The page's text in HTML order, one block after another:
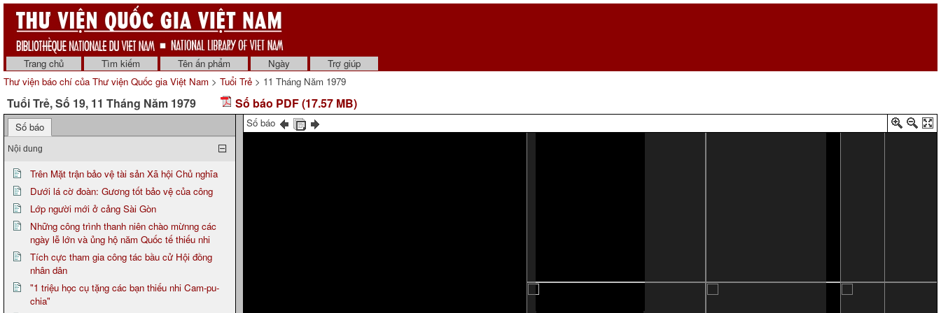
Trang chủ Tìm kiếm Tên ấn phẩm Ngày
Trợ giúp
Thư viện báo chí của Thư viện Quốc gia Việt Nam > Tuổi Trẻ > 11 Tháng Năm 1979
Tuổi Trẻ, Số 19, 11 Tháng Năm 1979 Số báo PDF (17.57 MB)
Số báo
Nội dung
Trên Mặt trận bảo vệ tài sản Xã hội Chủ nghĩa
Dưới lá cờ đoàn: Gương tốt bảo vệ của công
Lớp người mới ở cảng Sài Gòn
Những công trình thanh niên chào mừnng các
ngày lễ lớn và ủng hộ năm Quốc tế thiếu nhi
Tích cực tham gia công tác bầu cử Hội đồng
nhân dân
"1 triệu học cụ tặng các bạn thiếu nhi Cam-pu-
chia"
Số báo